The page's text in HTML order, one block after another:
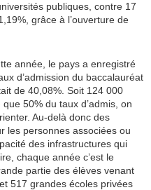
publiques, contre 17
grâce à l’ouverture de
année, le pays a enregistré
d’admission du baccalauréat
de 40,08%. Soit 124 000
50% du taux d’admis, on
Au-delà donc des
les personnes associées ou
des infrastructures qui
chaque année c’est le
partie des élèves venant
517 grandes écoles privées